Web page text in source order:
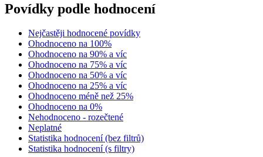
Povídky podle hodnocení
Nejčastěji hodnocené povídky
Ohodnoceno na 100%
Ohodnoceno na 90% a víc
Ohodnoceno na 75% a víc
Ohodnoceno na 50% a víc
Ohodnoceno na 25% a víc
Ohodnoceno méně než 25%
Ohodnoceno na 0%
Nehodnoceno - rozečtené
Neplatné
Statistika hodnocení (bez filtrů)
Statistika hodnocení (s filtry)